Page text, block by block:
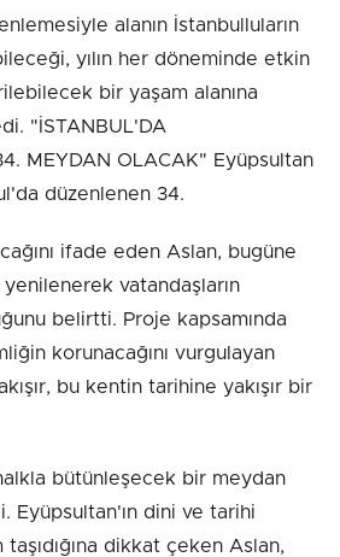
alanın İstanbulluların
yılın her döneminde etkin
bir yaşam alanına
"İSTANBUL'DA
MEYDAN OLACAK" Eyüpsultan
düzenlenen 34.
ifade eden Aslan, bugüne
yenilenerek vatandaşların
belirtti. Proje kapsamında
korunacağını vurgulayan
bu kentin tarihine yakışır bir
bütünleşecek bir meydan
Eyüpsultan'ın dini ve tarihi
dikkat çeken Aslan,